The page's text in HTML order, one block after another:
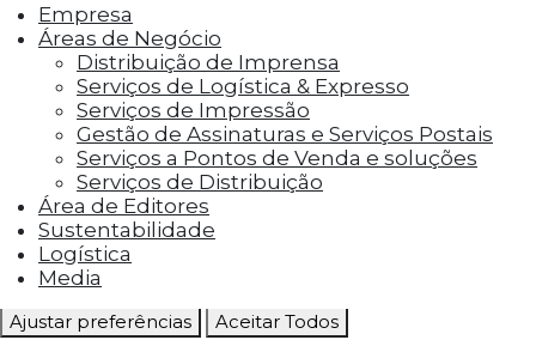
funcionalidades, como compartilhar o
conteúdo do site em plataformas de social
media, coletar feedbacks e outros recursos de
terceiros.
Cookies Marketing
Os cookies de marketing são usados para
entregar aos visitantes anúncios
personalizados com base nas páginas que eles
visitaram antes e analisar a eficácia da
campanha publicitária.
Ajustar preferências Aceitar Todos
Empresa
Áreas de Negócio
Distribuição de Imprensa
Serviços de Logística & Expresso
Serviços de Impressão
Gestão de Assinaturas e Serviços Postais
Serviços a Pontos de Venda e soluções
Serviços de Distribuição
Área de Editores
Sustentabilidade
Logística
Media